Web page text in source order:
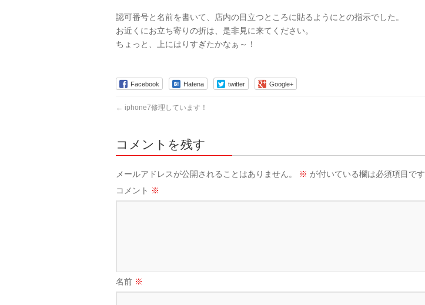
認可番号と名前を書いて、店内の目立つところに貼るようにとの指示でした。
お近くにお立ち寄りの折は、是非見に来てください。
ちょっと、上にはりすぎたかなぁ～！
Facebook Hatena twitter Google+
← iphone7修理しています！
コメントを残す
メールアドレスが公開されることはありません。 ※ が付いている欄は必須項目です
コメント ※
名前 ※